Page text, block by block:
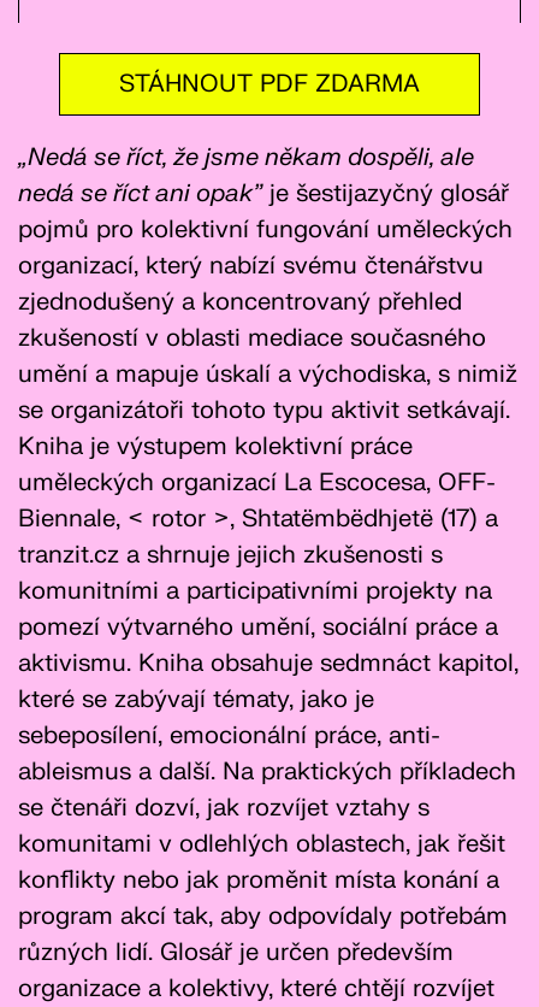
STÁHNOUT PDF ZDARMA
„Nedá se říct, že jsme někam dospěli, ale
nedá se říct ani opak"je šestijazyčný glosář
pojmů pro kolektivní fungování uměleckých
organizací, který nabízí svému čtenářstvu
zjednodušený a koncentrovaný přehled
zkušeností v oblasti mediace současného
umění a mapuje úskalí a východiska, s nimiž
se organizátoři tohoto typu aktivit setkávají.
Kniha je výstupem kolektivní práce
uměleckých organizací La Escocesa, OFF-
Biennale, < rotor >, Shtatëmbëdhjetë (17) a
tranzit.cz a shrnuje jejich zkušenosti s
komunitními a participativními projekty na
pomezí výtvarného umění, sociální práce a
aktivismu. Kniha obsahuje sedmnáct kapitol,
které se zabývají tématy, jako je
sebeposílení, emocionální práce, anti-
ableismus a další. Na praktických příkladech
se čtenáři dozví, jak rozvíjet vztahy s
komunitami v odlehlých oblastech, jak řešit
konflikty nebo jak proměnit místa konání a
program akcí tak, aby odpovídaly potřebám
různých lidí. Glosář je určen především
organizace a kolektivy, které chtějí rozvíjet